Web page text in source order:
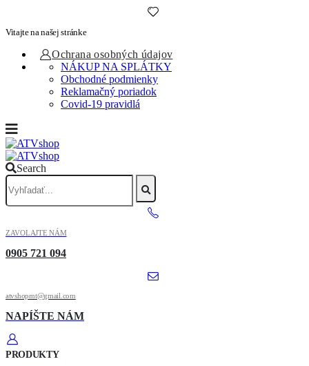
Vitajte na našej stránke
Ochrana osobných údajov
NÁKUP NA SPLÁTKY
Obchodné podmienky
Reklamačný poriadok
Covid-19 pravidlá
Search
ZAVOLAJTE NÁM
0905 721 094
atvshopmt@gmail.com
NAPÍŠTE NÁM
PRODUKTY